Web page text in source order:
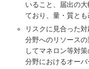
いること、届出の
ており、量・質と
リスクに見合った
分野へのリソース
してマネロン等対
分野におけるオー